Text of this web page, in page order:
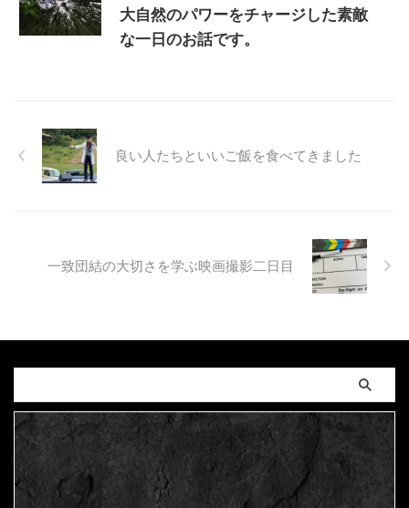
大自然のパワーをチャージした素敵
な一日のお話です。
良い人たちといいご飯を食べてきました
一致団結の大切さを学ぶ映画撮影二日目